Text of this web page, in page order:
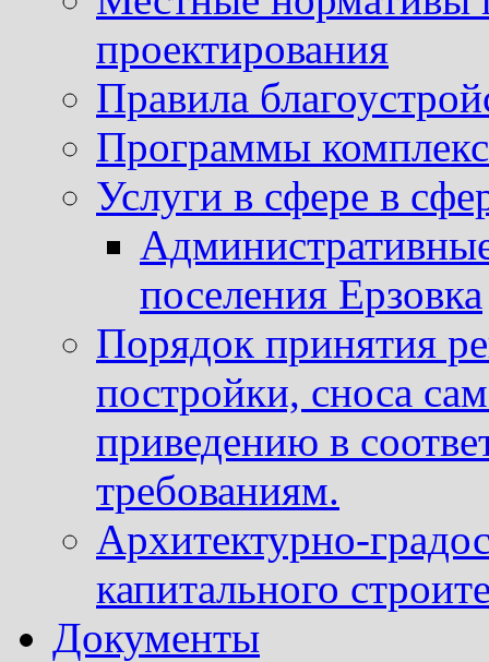
проектирования
Правила
Программы
Услуги в сфере в
поселения Ерзовка
Порядок принятия
постройки, сноса
приведению в
требованиям.
Архитектурно-
капитального
Документы